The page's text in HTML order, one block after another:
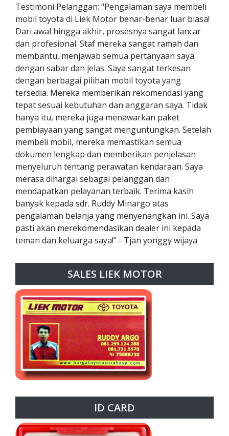
Testimoni Pelanggan: "Pengalaman saya membeli
mobil toyota di Liek Motor benar-benar luar biasa!
Dari awal hingga akhir, prosesnya sangat lancar
dan profesional. Staf mereka sangat ramah dan
membantu, menjawab semua pertanyaan saya
dengan sabar dan jelas. Saya sangat terkesan
dengan berbagai pilihan mobil toyota yang
tersedia. Mereka memberikan rekomendasi yang
tepat sesuai kebutuhan dan anggaran saya. Tidak
hanya itu, mereka juga menawarkan paket
pembiayaan yang sangat menguntungkan. Setelah
membeli mobil, mereka memastikan semua
dokumen lengkap dan memberikan penjelasan
menyeluruh tentang perawatan kendaraan. Saya
merasa dihargai sebagai pelanggan dan
mendapatkan pelayanan terbaik. Terima kasih
banyak kepada sdr. Ruddy Minargo atas
pengalaman belanja yang menyenangkan ini. Saya
pasti akan merekomendasikan dealer ini kepada
teman dan keluarga saya!" - Tjan yonggy wijaya
SALES LIEK MOTOR
ID CARD